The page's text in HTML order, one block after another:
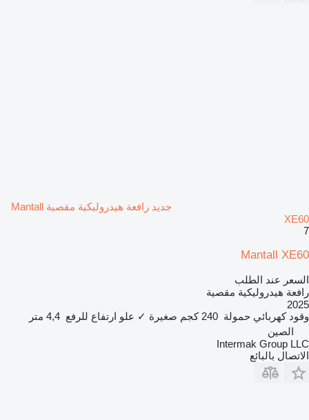
جديد رافعة هيدروليكية مقصية Mantall
XE60
7
Mantall XE60
السعر عند الطلب
رافعة هيدروليكية مقصية
2025
وقود كهربائي حمولة 240 كجم صغيرة ✓ علو ارتفاع للرفع 4,4 متر
الصين
Intermak Group LLC
الاتصال بالبائع